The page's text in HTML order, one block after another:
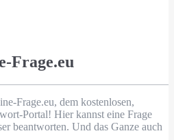
Frage.eu
Frage.eu, dem kostenlosen,
Portal! Hier kannst eine Frage
beantworten. Und das Ganze auch